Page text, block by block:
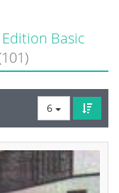
Basic
6